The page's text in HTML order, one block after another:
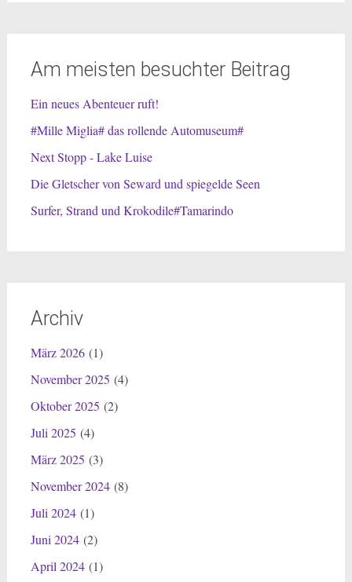
Am meisten besuchter Beitrag
Ein neues Abenteuer ruft!
#Mille Miglia# das rollende Automuseum#
Next Stopp - Lake Luise
Die Gletscher von Seward und spiegelde Seen
Surfer, Strand und Krokodile#Tamarindo
Archiv
März 2026(1)
November 2025 (4)
Oktober 2025 (2)
Juli 2025 (4)
März 2025 (3)
November 2024(8)
Juli 2024(1)
Juni 2024(2)
April 2024(1)